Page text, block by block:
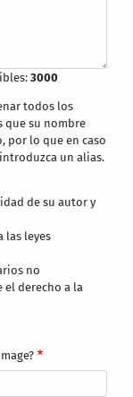
3000
todos los
que su nombre
por lo que en caso
un alias.
de su autor y
las leyes
no
derecho a la